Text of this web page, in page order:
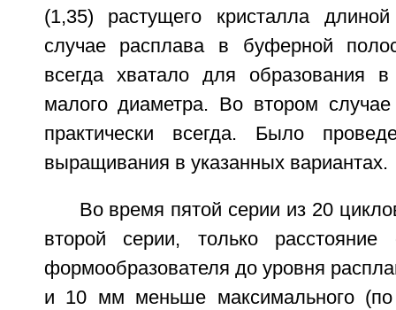
(1,35) растущего кристалла
случае расплава в буферной
всегда хватало для образования в
малого диаметра. Во втором
практически всегда. Было
выращивания в указанных вариантах.
Во время пятой серии из 20
второй серии, только расстояние
формообразователя до уровня
и 10 мм меньше максимального